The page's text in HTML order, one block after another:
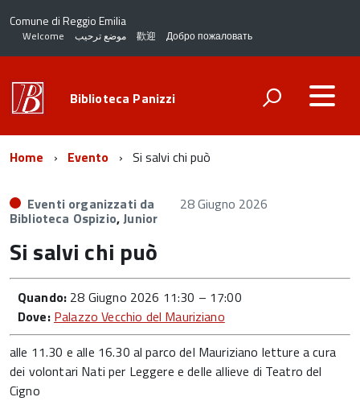
Comune di Reggio Emilia
Welcome موضع ترحيب 歡迎 Добро пожаловать
Biblioteca Panizzi
Home Evento Si salvi chi può
Eventi organizzati da
Biblioteca Ospizio,Junior
28 Giugno 2026
Si salvi chi può
Quando: 28 Giugno 2026 11:30 – 17:00
Dove: Palazzo Vecchio del Mauriziano
alle 11.30 e alle 16.30 al parco del Mauriziano letture a cura
dei volontari Nati per Leggere e delle allieve di Teatro del
Cigno